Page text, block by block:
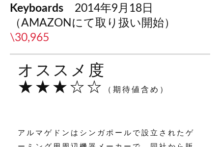
Keyboards 2014年9月18日
（AMAZONにて取り扱い開始）
\30,965
オススメ度
★★★☆☆
（期待値含め）
アルマゲドンはシンガポールで設立されたゲ